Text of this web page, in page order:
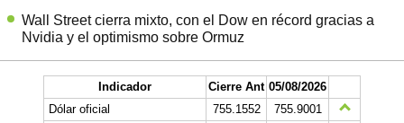
Wall Street cierra mixto, con el Dow en récord gracias a
Nvidia y el optimismo sobre Ormuz
Indicador Cierre Ant 05/08/2026
Dólar oficial
755.1552
755.9001